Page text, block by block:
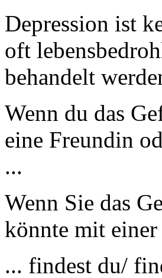
Depression ist
oft
behandelt
Wenn du das
eine Freundin
...
Wenn Sie das
könnte mit
... findest du/